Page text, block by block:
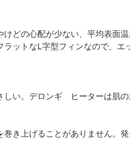
どの心配が少ない、平均表面
ットなL字型フィンなので、
い。デロンギ ヒーターは肌の
き上げることがありません。発